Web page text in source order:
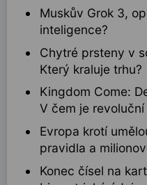
Muskův Grok 3,
inteligence?
Chytré prsteny v
Který kraluje trhu?
Kingdom Come:
V čem je
Evropa krotí
pravidla a
Konec čísel na